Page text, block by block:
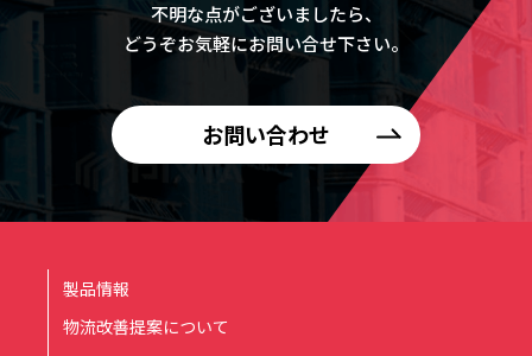
鹿児島営業所
〒892-0838 鹿児島県鹿児島市新屋敷町16番301号（住
宅供給公社ビルC棟317号）
TEL：（099）227-5436 FAX：（099）227-2861
Googleマップ
不明な点がございましたら、
どうぞお気軽にお問い合せ下さい。
お問い合わせ
製品情報
物流改善提案について